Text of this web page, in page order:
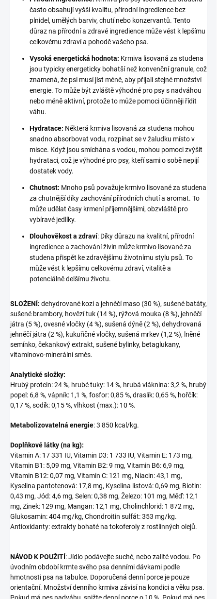
často obsahují vyšší kvalitu, přírodní ingredience bez
plnidel, umělých barviv, chutí nebo konzervantů. Tento
důraz na přírodní a zdravé ingredience může vést k lepšímu
celkovému zdraví a pohodě vašeho psa.
Vysoká energetická hodnota: Krmiva lisovaná za studena
jsou typicky energeticky bohatší než konvenční granule, což
znamená, že psi musí jíst méně, aby přijali stejné množství
energie. To může být zvláště výhodné pro psy s nadváhou
nebo méně aktivní, protože to může pomoci účinněji řídit
váhu.
Hydratace: Některá krmiva lisovaná za studena mohou
snadno absorbovat vodu, rozpínat se v žaludku místo v
misce. Když jsou smíchána s vodou, mohou pomoci zvýšit
hydrataci, což je výhodné pro psy, kteří sami o sobě nepijí
dostatek vody.
Chutnost: Mnoho psů považuje krmivo lisované za studena
za chutnější díky zachování přírodních chutí a aromat. To
může udělat časy krmení příjemnějšími, obzvláště pro
vybíravé jedlíky.
Dlouhověkost a zdraví: Díky důrazu na kvalitní, přírodní
ingredience a zachování živin může krmivo lisované za
studena přispět ke zdravějšímu životnímu stylu psů. To
může vést k lepšímu celkovému zdraví, vitalitě a
potenciálně delšímu životu.
SLOŽENÍ: dehydrované kozí a jehněčí maso (30 %), sušené batáty,
sušené brambory, hovězí tuk (14 %), rýžová mouka (8 %), jehněčí
játra (5 %), ovesné vločky (4 %), sušená dýně (2 %), dehydrovaná
jehněčí játra (2 %), kukuřičné vločky, sušená mrkev (1,2 %), lněné
semínko, čekankový extrakt, sušené bylinky, betaglukany,
vitamínovo-minerální směs.
Analytické složky:
Hrubý protein: 24 %, hrubé tuky: 14 %, hrubá vláknina: 3,2 %, hrubý
popel: 6,8 %, vápník: 1,1 %, fosfor: 0,85 %, draslík: 0,65 %, hořčík:
0,17 %, sodík: 0,15 %, vlhkost (max.): 10 %.
Metabolizovatelná energie: 3 850 kcal/kg.
Doplňkové látky (na kg):
Vitamin A: 17 331 IU, Vitamin D3: 1 733 IU, Vitamin E: 173 mg,
Vitamin B1: 5,09 mg, Vitamin B2: 9 mg, Vitamin B6: 6,9 mg,
Vitamin B12: 0,07 mg, Vitamin C: 121 mg, Niacin: 43,1 mg,
Kyselina pantotenová: 17,8 mg, Kyselina listová: 0,69 mg, Biotin:
0,43 mg, Jód: 4,6 mg, Selen: 0,38 mg, Železo: 101 mg, Měď: 12,1
mg, Zinek: 129 mg, Mangan: 12,1 mg, Cholinchlorid: 1 872 mg,
Glukosamin: 404 mg/kg, Chondroitin sulfát: 353 mg/kg.
Antioxidanty: extrakty bohaté na tokoferoly z rostlinných olejů.
NÁVOD K POUŽITÍ: Jídlo podávejte suché, nebo zalité vodou. Po
úvodním období krmte svého psa denními dávkami podle
hmotnosti psa na tabulce. Doporučená denní porce je pouze
orientační. Množství denního krmiva závisí na kondici a věku psa.